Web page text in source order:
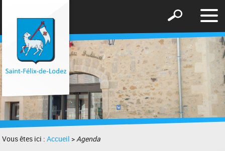
le
Afficher
formulaire
de
recherche
Vous êtes ici :Accueil >Agenda